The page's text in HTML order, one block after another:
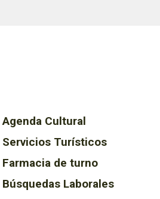
Agenda Cultural
Servicios Turísticos
Farmacia de turno
Búsquedas Laborales